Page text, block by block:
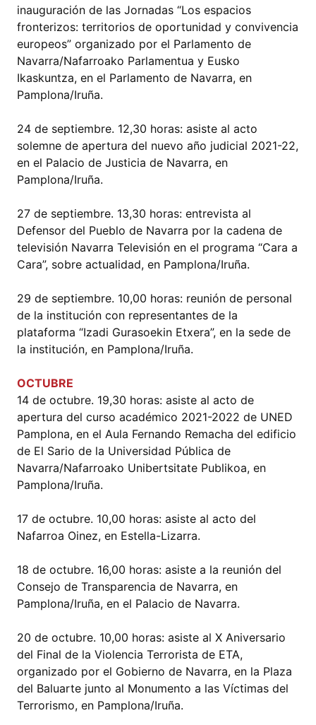
inauguración de las Jornadas “Los espacios
fronterizos: territorios de oportunidad y convivencia
europeos” organizado por el Parlamento de
Navarra/Nafarroako Parlamentua y Eusko
Ikaskuntza, en el Parlamento de Navarra, en
Pamplona/Iruña.
24 de septiembre. 12,30 horas: asiste al acto
solemne de apertura del nuevo año judicial 2021-22,
en el Palacio de Justicia de Navarra, en
Pamplona/Iruña.
27 de septiembre. 13,30 horas: entrevista al
Defensor del Pueblo de Navarra por la cadena de
televisión Navarra Televisión en el programa “Cara a
Cara”, sobre actualidad, en Pamplona/Iruña.
29 de septiembre. 10,00 horas: reunión de personal
de la institución con representantes de la
plataforma “Izadi Gurasoekin Etxera”, en la sede de
la institución, en Pamplona/Iruña.
OCTUBRE
14 de octubre. 19,30 horas: asiste al acto de
apertura del curso académico 2021-2022 de UNED
Pamplona, en el Aula Fernando Remacha del edificio
de El Sario de la Universidad Pública de
Navarra/Nafarroako Unibertsitate Publikoa, en
Pamplona/Iruña.
17 de octubre. 10,00 horas: asiste al acto del
Nafarroa Oinez, en Estella-Lizarra.
18 de octubre. 16,00 horas: asiste a la reunión del
Consejo de Transparencia de Navarra, en
Pamplona/Iruña, en el Palacio de Navarra.
20 de octubre. 10,00 horas: asiste al X Aniversario
del Final de la Violencia Terrorista de ETA,
organizado por el Gobierno de Navarra, en la Plaza
del Baluarte junto al Monumento a las Víctimas del
Terrorismo, en Pamplona/Iruña.